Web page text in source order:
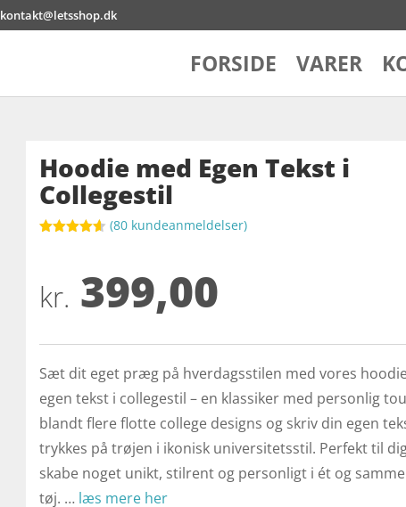
kontakt@letsshop.dk
FORSIDE VARER
Hoodie med Egen Tekst i
Collegestil
baseret på
kundebedø
mmelser
(80 kundeanmeldelser)
kr. 399,00
Sæt dit eget præg på hverdagsstilen med vores
egen tekst i collegestil – en klassiker med personlig
blandt flere flotte college designs og skriv din egen
trykkes på trøjen i ikonisk universitetsstil. Perfekt til
skabe noget unikt, stilrent og personligt i ét og
tøj. … læs mere her